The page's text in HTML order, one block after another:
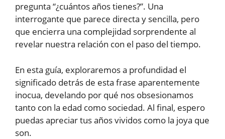
pregunta “¿cuántos años tienes?”. Una
interrogante que parece directa y sencilla, pero
que encierra una complejidad sorprendente al
revelar nuestra relación con el paso del tiempo.
En esta guía, exploraremos a profundidad el
significado detrás de esta frase aparentemente
inocua, develando por qué nos obsesionamos
tanto con la edad como sociedad. Al final, espero
puedas apreciar tus años vividos como la joya que
son.